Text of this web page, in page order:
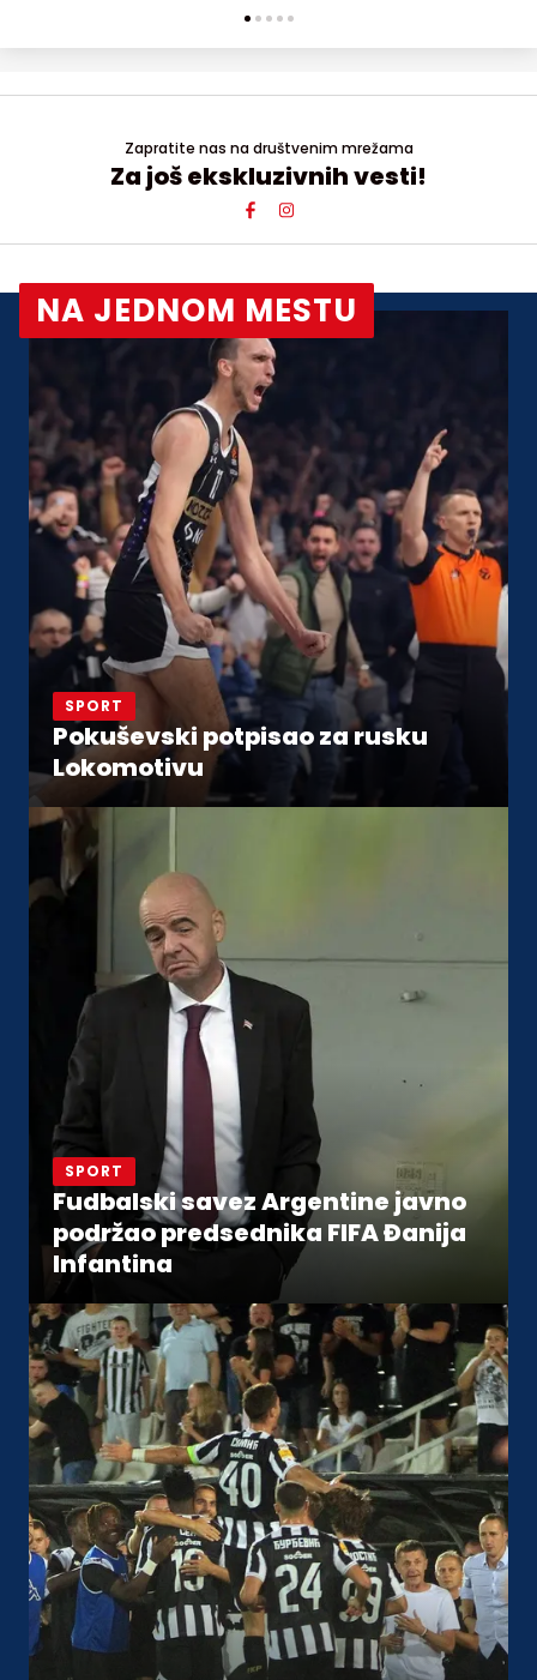
Zapratite nas na društvenim mrežama
Za još ekskluzivnih vesti!
NA JEDNOM MESTU
SPORT
Pokuševski potpisao za rusku
Lokomotivu
SPORT
Fudbalski savez Argentine javno
podržao predsednika FIFA Đanija
Infantina